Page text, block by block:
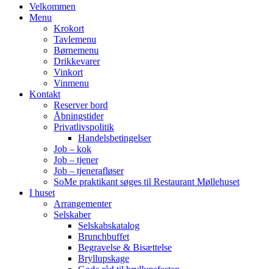
Primary
Menu
Velkommen
Menu
Krokort
Tavlemenu
Børnemenu
Drikkevarer
Vinkort
Vinmenu
Kontakt
Reserver bord
Åbningstider
Privatlivspolitik
Handelsbetingelser
Job – kok
Job – tjener
Job – tjenerafløser
SoMe praktikant søges til Restaurant Møllehuset
I huset
Arrangementer
Selskaber
Selskabskatalog
Brunchbuffet
Begravelse & Bisættelse
Bryllupskage